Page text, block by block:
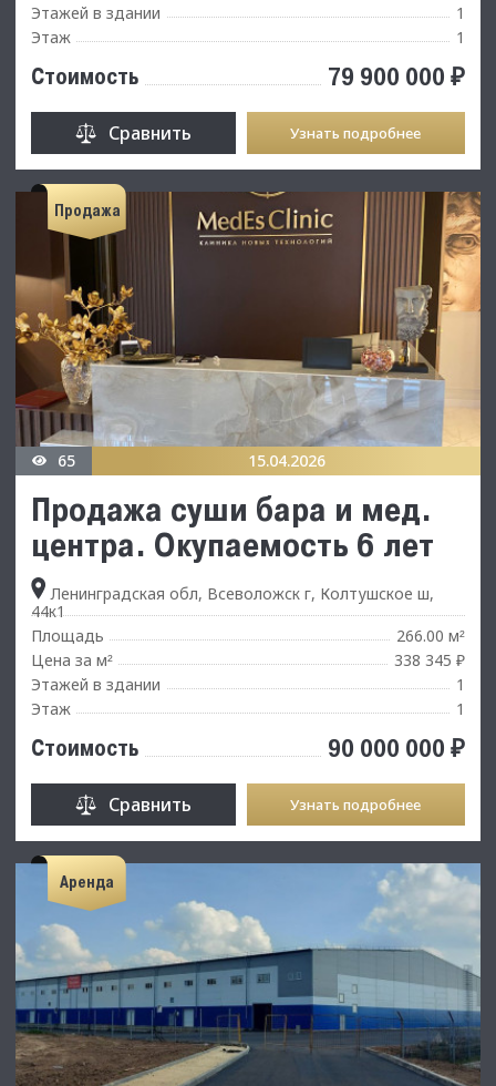
Этажей в здании
1
Этаж
1
Стоимость 79 900 000 ₽
Сравнить Узнать подробнее
Продажа
65 15.04.2026
Продажа суши бара и мед.
центра. Окупаемость 6 лет
Ленинградская обл, Всеволожск г, Колтушское ш,
44к1
Площадь
266.00 м²
Цена за м²
338 345 ₽
Этажей в здании
1
Этаж
1
Стоимость 90 000 000 ₽
Сравнить Узнать подробнее
Аренда